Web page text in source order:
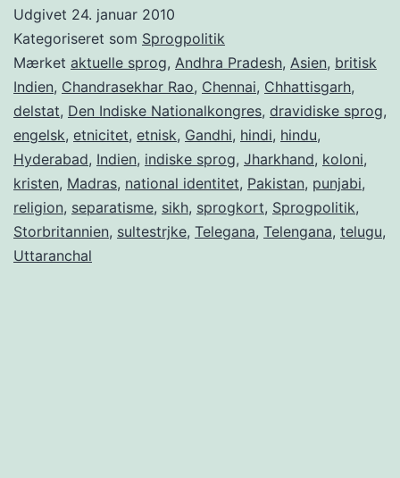
til
politik
Udgivet 24. januar 2010
Kategoriseret som Sprogpolitik
Mærket aktuelle sprog, Andhra Pradesh, Asien, britisk
Indien, Chandrasekhar Rao, Chennai, Chhattisgarh,
delstat, Den Indiske Nationalkongres, dravidiske sprog,
engelsk, etnicitet, etnisk, Gandhi, hindi, hindu,
Hyderabad, Indien, indiske sprog, Jharkhand, koloni,
kristen, Madras, national identitet, Pakistan, punjabi,
religion, separatisme, sikh, sprogkort, Sprogpolitik,
Storbritannien, sultestrjke, Telegana, Telengana, telugu,
Uttaranchal